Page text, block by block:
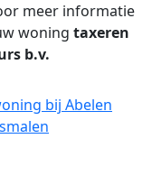
meer informatie
woning taxeren
b.v.
bij Abelen